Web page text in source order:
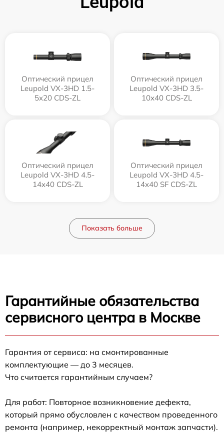
Оптический прицел
Leupold VX-3HD 1.5-
5x20 CDS-ZL
Оптический прицел
Leupold VX-3HD 3.5-
10x40 CDS-ZL
Оптический прицел
Leupold VX-3HD 4.5-
14x40 CDS-ZL
Оптический прицел
Leupold VX-3HD 4.5-
14x40 SF CDS-ZL
Показать больше
Гарантийные обязательства
сервисного центра в Москве
Гарантия от сервиса: на смонтированные
комплектующие — до 3 месяцев.
Что считается гарантийным случаем?
Для работ: Повторное возникновение дефекта,
который прямо обусловлен с качеством проведенного
ремонта (например, некорректный монтаж запчасти).